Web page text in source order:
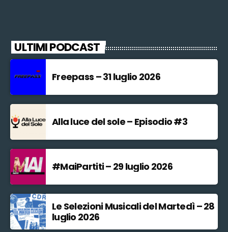
ULTIMI PODCAST
Freepass – 31 luglio 2026
Alla luce del sole – Episodio #3
#MaiPartiti – 29 luglio 2026
Le Selezioni Musicali del Martedì – 28
luglio 2026